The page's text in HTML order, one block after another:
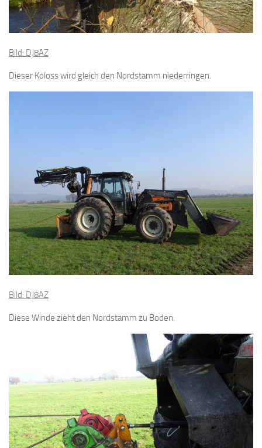
Bild: DJ8AZ
Dieser Koloss wird gleich den Nordstamm niederringen.
Bild: DJ8AZ
Diese Winde zieht den Nordstamm zu Boden.